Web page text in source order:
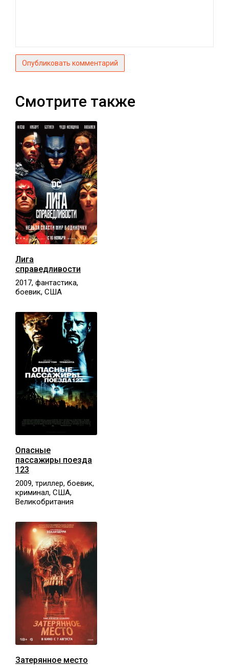
Опубликовать комментарий
Смотрите также
Лига
справедливости
2017, фантастика,
боевик, США
Опасные
пассажиры поезда
123
2009, триллер, боевик,
криминал, США,
Великобритания
Затерянное место